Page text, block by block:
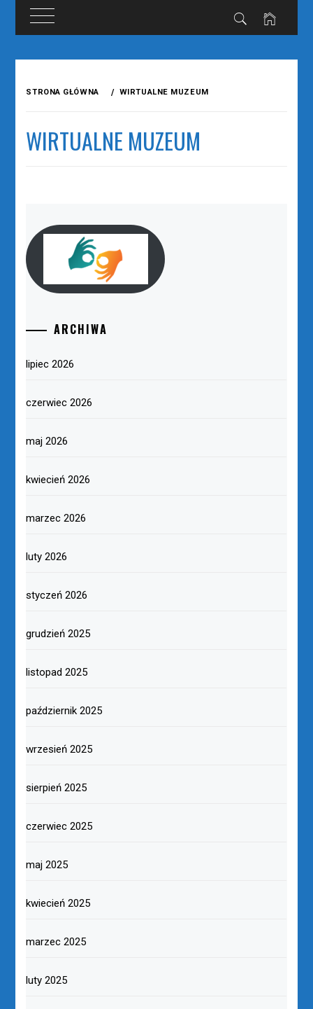
STRONA GŁÓWNA WIRTUALNE MUZEUM
WIRTUALNE MUZEUM
ARCHIWA
lipiec 2026
czerwiec 2026
maj 2026
kwiecień 2026
marzec 2026
luty 2026
styczeń 2026
grudzień 2025
listopad 2025
październik 2025
wrzesień 2025
sierpień 2025
czerwiec 2025
maj 2025
kwiecień 2025
marzec 2025
luty 2025